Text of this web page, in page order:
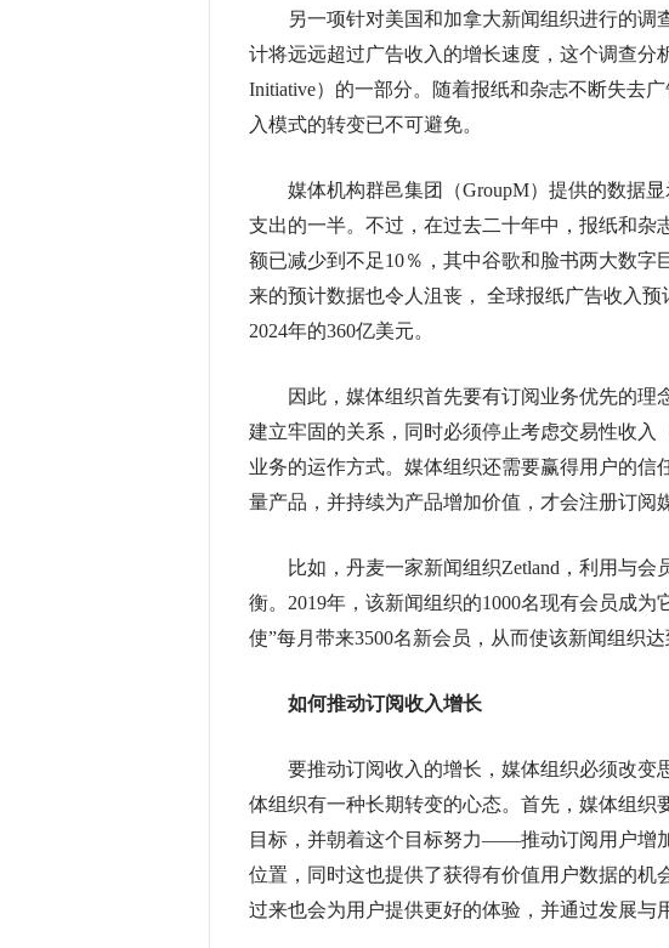
另一项针对美国和加拿大新闻组织进行的调
计将远远超过广告收入的增长速度，这个调查分
Initiative）的一部分。随着报纸和杂志不断失去
入模式的转变已不可避免。
媒体机构群邑集团（GroupM）提供的数据显
支出的一半。不过，在过去二十年中，报纸和杂
额已减少到不足10％，其中谷歌和脸书两大数
来的预计数据也令人沮丧， 全球报纸广告收入预
2024年的360亿美元。
因此，媒体组织首先要有订阅业务优先的理
建立牢固的关系，同时必须停止考虑交易性收入
业务的运作方式。媒体组织还需要赢得用户的
量产品，并持续为产品增加价值，才会注册订阅
比如，丹麦一家新闻组织Zetland，利用与会
衡。2019年，该新闻组织的1000名现有会员成为
使”每月带来3500名新会员，从而使该新闻组织达
如何推动订阅收入增长
要推动订阅收入的增长，媒体组织必须改变
体组织有一种长期转变的心态。首先，媒体组织
目标，并朝着这个目标努力——推动订阅用户增
位置，同时这也提供了获得有价值用户数据的机
过来也会为用户提供更好的体验，并通过发展与